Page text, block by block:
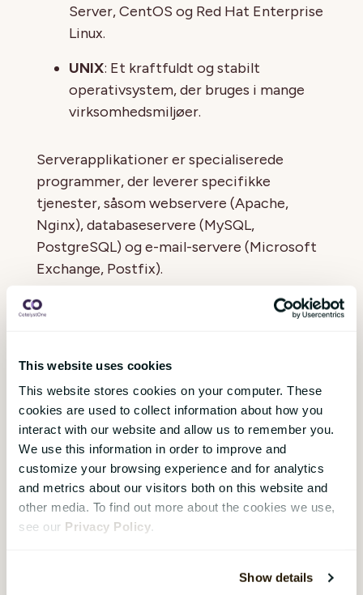
This website uses cookies
This website stores cookies on your computer. These
cookies are used to collect information about how you
interact with our website and allow us to remember you.
We use this information in order to improve and
customize your browsing experience and for analytics
and metrics about our visitors both on this website and
other media. To find out more about the cookies we use,
see our Privacy Policy.
Show details
Server, CentOS og Red Hat Enterprise
Linux.
UNIX: Et kraftfuldt og stabilt
operativsystem, der bruges i mange
virksomhedsmiljøer.
Serverapplikationer er specialiserede
programmer, der leverer specifikke
tjenester, såsom webservere (Apache,
Nginx), databaseservere (MySQL,
PostgreSQL) og e-mail-servere (Microsoft
Exchange, Postfix).
Anvendelsesområder
Servere bruges inden for en række
forskellige områder og brancher til at
understøtte virksomheder og tjenester:
Erhverv: Virksomheder bruger servere
til at styre intern og ekstern
kommunikation, lagre data, køre
forretningsapplikationer og levere
hjemmesider.
bruger servere til at administrere